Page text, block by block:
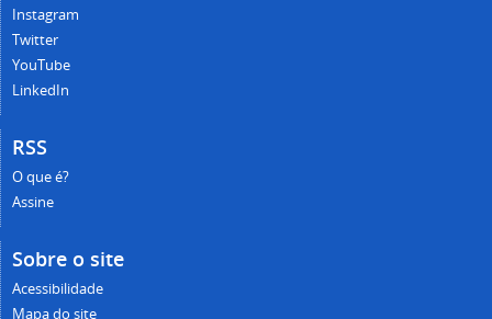
Instagram
Twitter
YouTube
LinkedIn
RSS
O que é?
Assine
Sobre o site
Acessibilidade
Mapa do site